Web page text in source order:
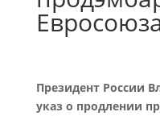
Президент России
указ о продлении